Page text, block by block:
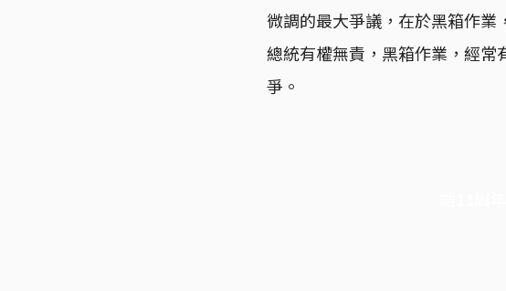
微調的最大爭議，在於黑箱作業
總統有權無責，黑箱作業，經常
爭。